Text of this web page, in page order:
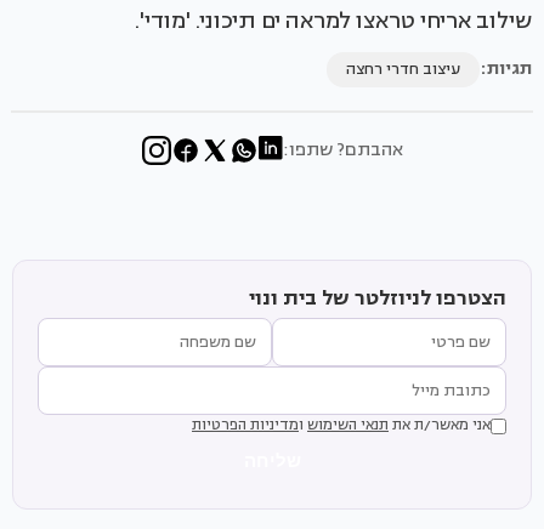
שילוב אריחי טראצו למראה ים תיכוני. 'מודי'.
תגיות: עיצוב חדרי רחצה
אהבתם? שתפו:
הצטרפו לניוזלטר של בית ונוי
אני מאשר/ת את תנאי השימוש ומדיניות הפרטיות